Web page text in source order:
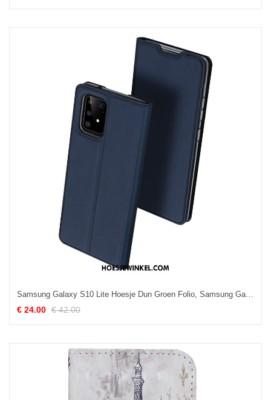
Samsung Galaxy S10 Lite Hoesje Dun Groen Folio, Samsung Galaxy S10 Lite Hoesje Anti-fall Leren Etui
€ 24.00 € 42.00